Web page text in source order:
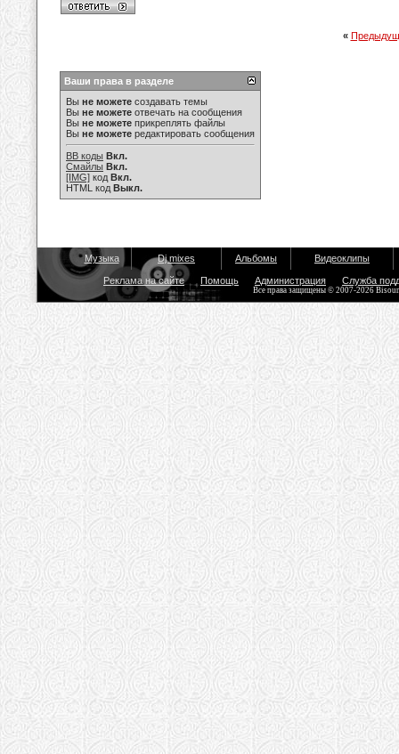
«
Ваши права в разделе
Вы не можете создавать темы
Вы не можете отвечать на сообщения
Вы не можете прикреплять файлы
Вы не можете редактировать сообщения
BB коды Вкл.
Смайлы Вкл.
[IMG] код Вкл.
HTML код Выкл.
Музыка Dj mixes Альбомы Видеоклипы
Реклама на сайте Помощь Администрация Служба
Все права защищены © 2007-2026